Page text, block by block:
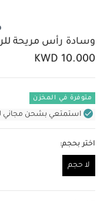
وسادة رأس مريحة
KWD 10.000
متوفرة في المخزن
استمتعي بشحن مجاني
اختر بحجم:
لا حجم